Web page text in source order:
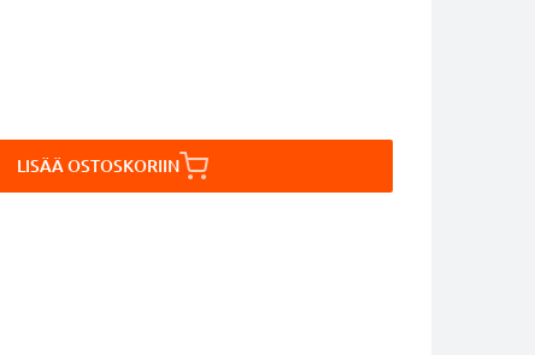
LISÄÄ OSTOSKORIIN